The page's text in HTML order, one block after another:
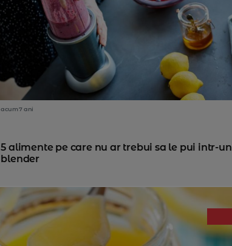
acum 7 ani
5 alimente pe care nu ar trebui sa le pui intr-un
blender